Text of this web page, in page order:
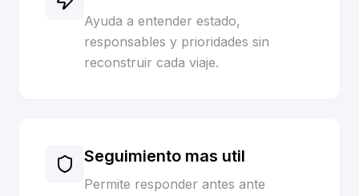
Ayuda a entender estado,
responsables y prioridades sin
reconstruir cada viaje.
Seguimiento mas util
Permite responder antes ante